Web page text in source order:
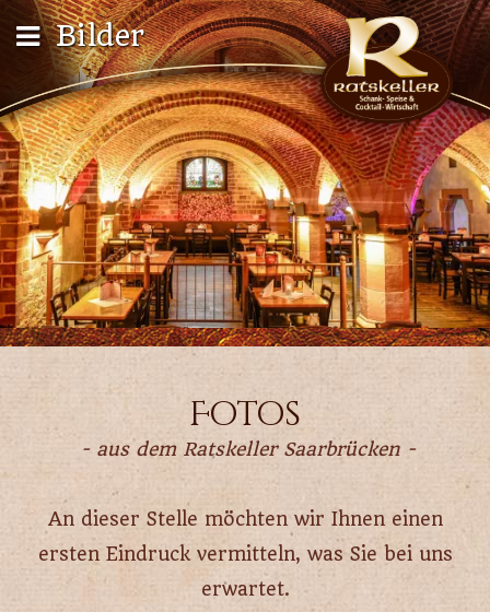
Bilder
Fotos
- aus dem Ratskeller Saarbrücken -
An dieser Stelle möchten wir Ihnen einen
ersten Eindruck vermitteln, was Sie bei uns
erwartet.